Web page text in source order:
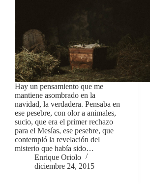
Hay un pensamiento que me
mantiene asombrado en la
navidad, la verdadera. Pensaba en
ese pesebre, con olor a animales,
sucio, que era el primer rechazo
para el Mesías, ese pesebre, que
contempló la revelación del
misterio que había sido…
Enrique Oriolo
diciembre 24, 2015